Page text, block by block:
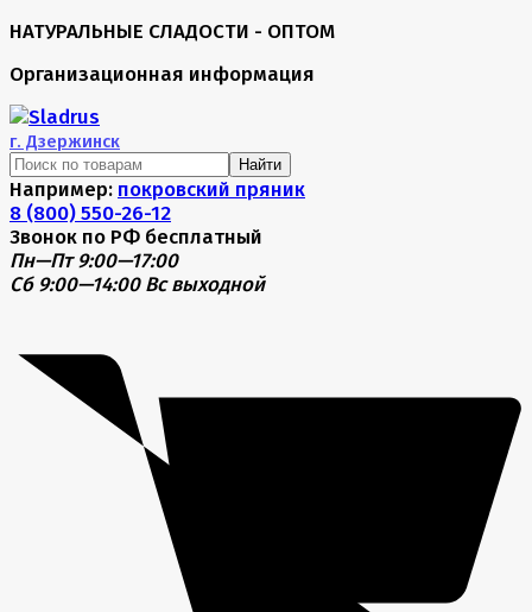
НАТУРАЛЬНЫЕ СЛАДОСТИ - ОПТОМ
Организационная информация
г. Дзержинск
Найти
Например: покровский пряник
8 (800) 550-26-12
Звонок по РФ бесплатный
Пн—Пт 9:00—17:00
Сб 9:00—14:00 Вс выходной